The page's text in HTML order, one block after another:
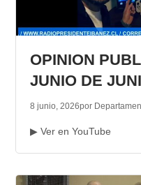
OPINION
JUNIO DE
8 junio, 2026por
▶ Ver en YouTube